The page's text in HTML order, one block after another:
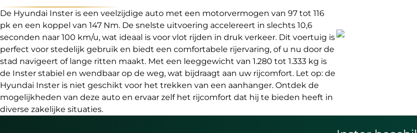
De Hyundai Inster is een veelzijdige auto met een motorvermogen van 97 tot 116
pk en een koppel van 147 Nm. De snelste uitvoering accelereert in slechts 10,6
seconden naar 100 km/u, wat ideaal is voor vlot rijden in druk verkeer. Dit voertuig is
perfect voor stedelijk gebruik en biedt een comfortabele rijervaring, of u nu door de
stad navigeert of lange ritten maakt. Met een leeggewicht van 1.280 tot 1.333 kg is
de Inster stabiel en wendbaar op de weg, wat bijdraagt aan uw rijcomfort. Let op: de
Hyundai Inster is niet geschikt voor het trekken van een aanhanger. Ontdek de
mogelijkheden van deze auto en ervaar zelf het rijcomfort dat hij te bieden heeft in
diverse zakelijke situaties.